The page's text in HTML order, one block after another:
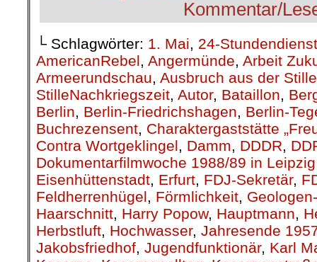
└ Schlagwörter: 1. Mai, 24-Stundendienst
AmericanRebel, Angermünde, Arbeit
Armeerundschau, Ausbruch aus der Stille
StilleNachkriegszeit, Autor, Bataillon,
Berlin, Berlin-Friedrichshagen, Berlin-
Buchrezensent, Charaktergaststätte
Contra Wortgeklingel, Damm, DDDR,
Dokumentarfilmwoche 1988/89 in Leipzig
Eisenhüttenstadt, Erfurt, FDJ-Sekretär,
Feldherrenhügel, Förmlichkeit,
Haarschnitt, Harry Popow, Hauptmann,
Herbstluft, Hochwasser, Jahresende
Jakobsfriedhof, Jugendfunktionär, Karl